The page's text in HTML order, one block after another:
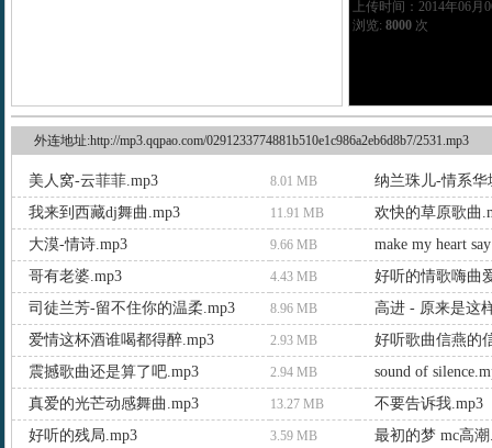
上传时间：2014年06月
浏览: 8000次
外连地址:http://mp3.qqpao.com/0291233774881b510e1c986a2eb6d8b7/2531.mp3
美人窝-云菲菲.mp3 8.01 MB
纳兰珠儿-情系华
我来到西藏dj舞曲.mp3
11.91 MB
欢快的草原歌曲
大漠-情诗.mp3
9.66 MB
make my heart
哥有老婆.mp3
4.43 MB
好听的情歌嗨曲
司徒兰芳-留不住你的温柔.mp3
8.96 MB
高进 - 原来是这
爱情这杯酒谁喝都得醉.mp3
2.93 MB
好听歌曲信燕的
震撼歌曲还是算了吧.mp3
2.94 MB
sound of
真爱的光芒动感舞曲.mp3
13.27 MB
不要告诉我.mp3
好听的残局.mp3
3.59 MB
最初的梦 mc高潮